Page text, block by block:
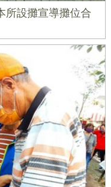
所設攤宣導攤位合